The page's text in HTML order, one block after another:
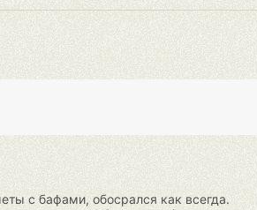
с бафами, обосрался как всегда.